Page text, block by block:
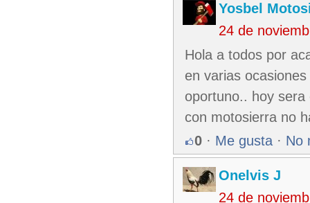
Yosbel
24 de
Hola a todos por
en varias
oportuno.. hoy
con motosierra no
0 · Me gusta · No
Onelvis J
24 de